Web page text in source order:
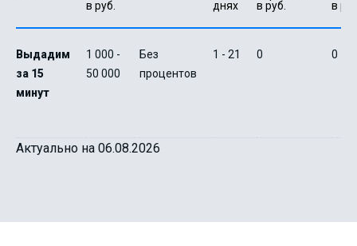
в руб.
днях
в руб.
в
Выдадим
за 15
минут
1 000 -
50 000
Без
процентов
1 - 21 0 0
Актуально на 06.08.2026